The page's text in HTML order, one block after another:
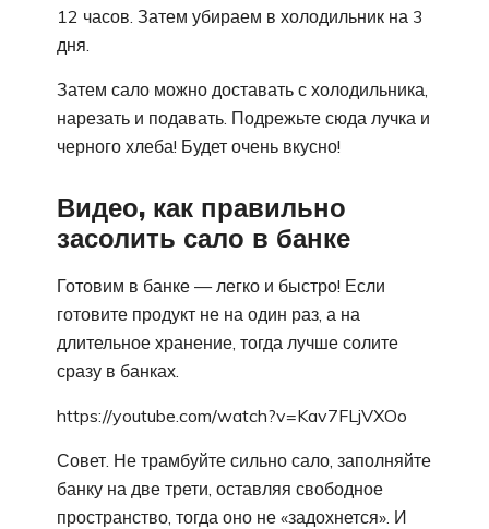
12 часов. Затем убираем в холодильник на 3
дня.
Затем сало можно доставать с холодильника,
нарезать и подавать. Подрежьте сюда лучка и
черного хлеба! Будет очень вкусно!
Видео, как правильно
засолить сало в банке
Готовим в банке — легко и быстро! Если
готовите продукт не на один раз, а на
длительное хранение, тогда лучше солите
сразу в банках.
https://youtube.com/watch?v=Kav7FLjVXOo
Совет. Не трамбуйте сильно сало, заполняйте
банку на две трети, оставляя свободное
пространство, тогда оно не «задохнется». И